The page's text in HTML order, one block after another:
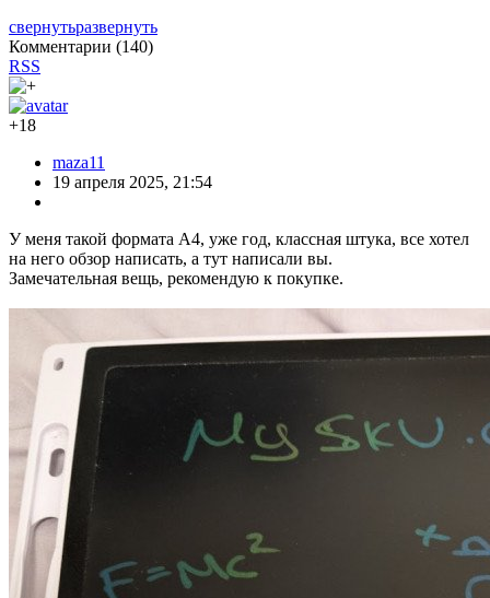
свернутьразвернуть
Комментарии (140)
RSS
+18
maza11
19 апреля 2025, 21:54
У меня такой формата А4, уже год, классная штука, все хотел
на него обзор написать, а тут написали вы.
Замечательная вещь, рекомендую к покупке.